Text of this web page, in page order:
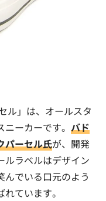
ル」は、オールスタ
ーカーです。 バド
パーセル氏が、開発
ルラベルはデザイン
んでいる口元のよう
ています。